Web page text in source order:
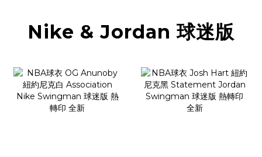
Nike & Jordan 球迷版